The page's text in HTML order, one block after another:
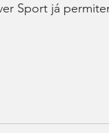
Sport já